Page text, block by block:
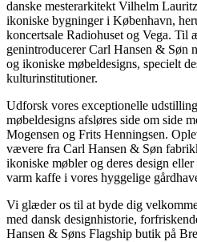
danske mesterarkitekt Vilhelm
ikoniske bygninger i København,
koncertsale Radiohuset og Vega.
genintroducerer Carl Hansen & Søn
og ikoniske møbeldesigns, specielt
kulturinstitutioner.
Udforsk vores exceptionelle
møbeldesigns afsløres side om side
Mogensen og Frits Henningsen.
vævere fra Carl Hansen & Søn
ikoniske møbler og deres design
varm kaffe i vores hyggelige
Vi glæder os til at byde dig
med dansk designhistorie,
Hansen & Søns Flagship butik på